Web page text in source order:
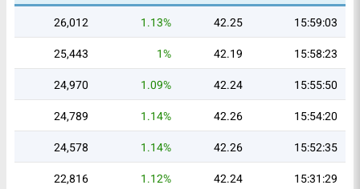
15:59:03
42.25
1.13%
26,012
15:58:23
42.19
1%
25,443
15:55:50
42.24
1.09%
24,970
15:54:20
42.26
1.14%
24,789
15:52:35
42.26
1.14%
24,578
15:31:29
42.24
1.12%
22,816